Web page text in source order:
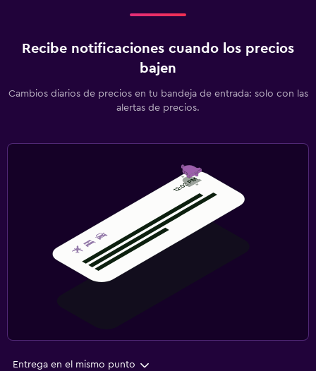
Recibe notificaciones cuando los precios
bajen
Cambios diarios de precios en tu bandeja de entrada: solo con las
alertas de precios.
Entrega en el mismo punto